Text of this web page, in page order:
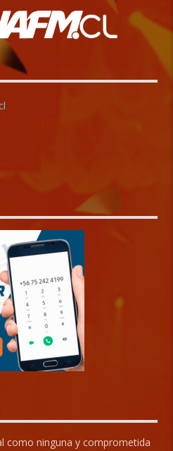
como ninguna y comprometida